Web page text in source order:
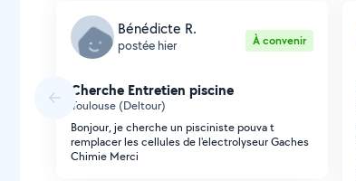
Bénédicte R.
postée hier À convenir
Cherche Entretien piscine
Toulouse (Deltour)
Bonjour, je cherche un pisciniste pouva t
remplacer les cellules de l'electrolyseur Gaches
Chimie Merci